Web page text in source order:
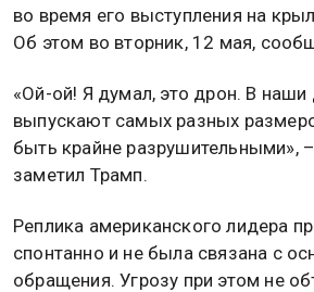
во время его выступления на
Об этом во вторник, 12 мая,
«Ой-ой! Я думал, это дрон. В наши
выпускают самых разных
быть крайне разрушительными»,
заметил Трамп.
Реплика американского лидера
спонтанно и не была связана с
обращения. Угрозу при этом не